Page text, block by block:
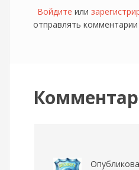
Войдите или
отправлять комментарии